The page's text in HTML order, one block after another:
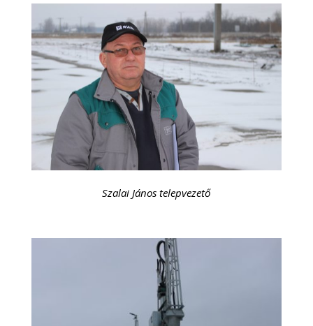
Szalai János telepvezető